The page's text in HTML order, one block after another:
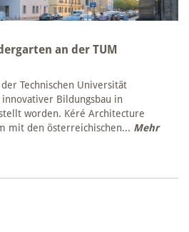
an der TUM
Technischen Universität
Bildungsbau in
worden. Kéré Architecture
mit den österreichischen... Mehr